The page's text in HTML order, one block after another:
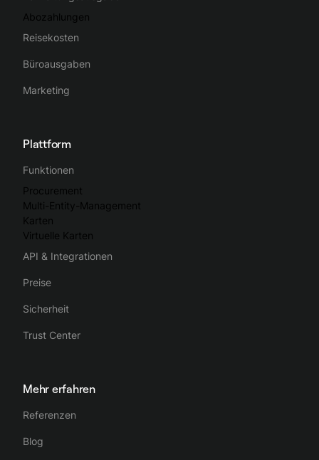
Abozahlungen
Reisekosten
Büroausgaben
Marketing
Plattform
Funktionen
Procurement
Multi-Entity-Management
Karten
Virtuelle Karten
API & Integrationen
Preise
Sicherheit
Trust Center
Mehr erfahren
Referenzen
Blog